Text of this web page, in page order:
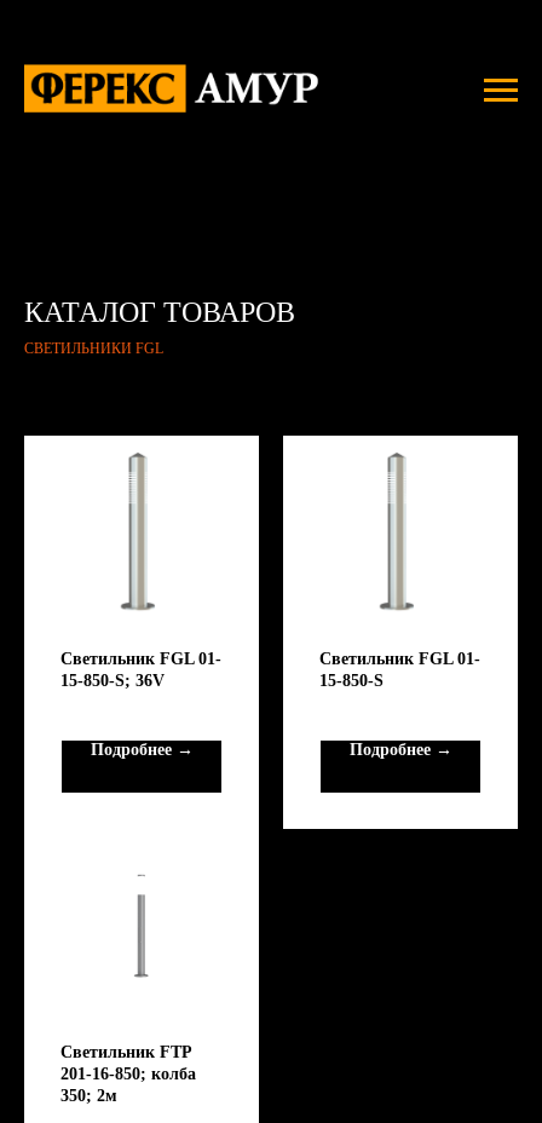
КАТАЛОГ ТОВАРОВ
СВЕТИЛЬНИКИ FGL
Светильник FGL 01-
15-850-S; 36V
Подробнее →
Светильник FGL 01-
15-850-S
Подробнее →
Светильник FTP
201-16-850; колба
350; 2м